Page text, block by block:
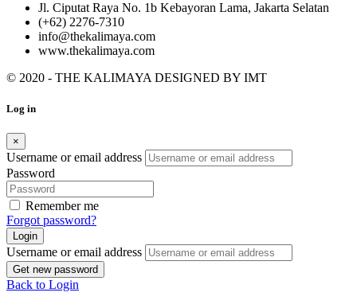
Jl. Ciputat Raya No. 1b Kebayoran Lama, Jakarta Selatan
(+62) 2276-7310
info@thekalimaya.com
www.thekalimaya.com
© 2020 - THE KALIMAYA DESIGNED BY IMT
Log in
×
Username or email address
Password
Remember me
Forgot password?
Login
Username or email address
Get new password
Back to Login